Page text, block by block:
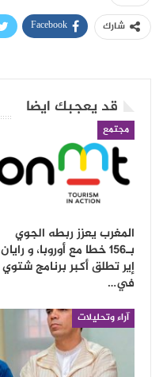
شارك Facebook
قد يعجبك ايضا
مجتمع
المغرب يعزز ربطه الجوي
بـ156 خطا مع أوروبا، و رايان
إير تطلق أكبر برنامج شتوي
في…
آراء وتحليلات